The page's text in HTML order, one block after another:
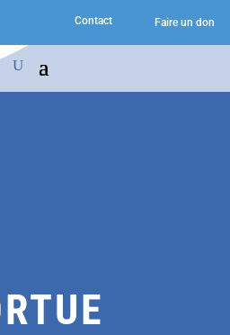
Contact Faire un don